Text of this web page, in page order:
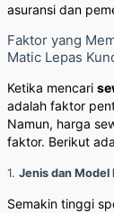
asuransi dan
Faktor yang
Matic Lepas
Ketika mencari
adalah faktor
Namun, harga
faktor. Berikut
1. Jenis dan Model
Semakin tinggi